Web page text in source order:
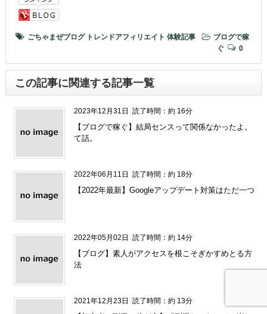
ごちゃまぜブログ トレンドアフィリエイト 体験記事
ブログで稼
ぐ
0
この記事に関連する記事一覧
2023年12月31日 読了時間：約 16分
【ブログで稼ぐ】結局センスって関係なかったよ。
て話。
2022年06月11日 読了時間：約 18分
【2022年最新】Googleアップデート対策はただ一つ
2022年05月02日 読了時間：約 14分
【ブログ】素人がアクセスを根こそぎかすめとる方
法
2021年12月23日 読了時間：約 13分